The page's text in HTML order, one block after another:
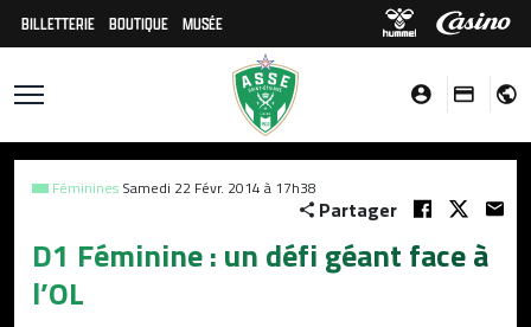
BILLETTERIE BOUTIQUE MUSÉE
Féminines Samedi 22 Févr. 2014 à 17h38
Partager
D1 Féminine : un défi géant face à
l’OL